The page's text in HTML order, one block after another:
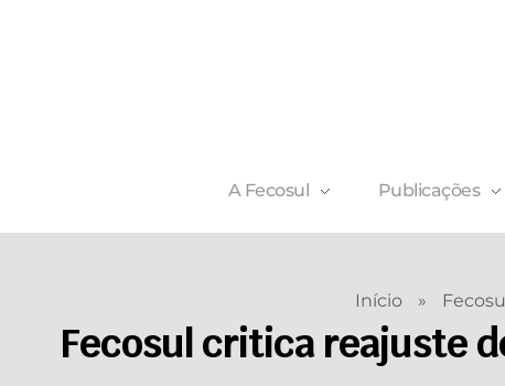
A Fecosul Publicações
Início »
Fecosul critica reajuste